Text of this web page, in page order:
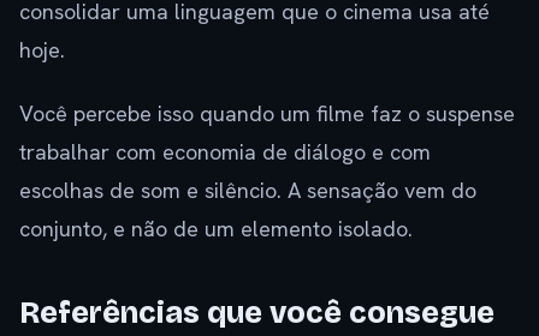
consolidar uma linguagem que o cinema usa até
hoje.
Você percebe isso quando um filme faz o suspense
trabalhar com economia de diálogo e com
escolhas de som e silêncio. A sensação vem do
conjunto, e não de um elemento isolado.
Referências que você consegue